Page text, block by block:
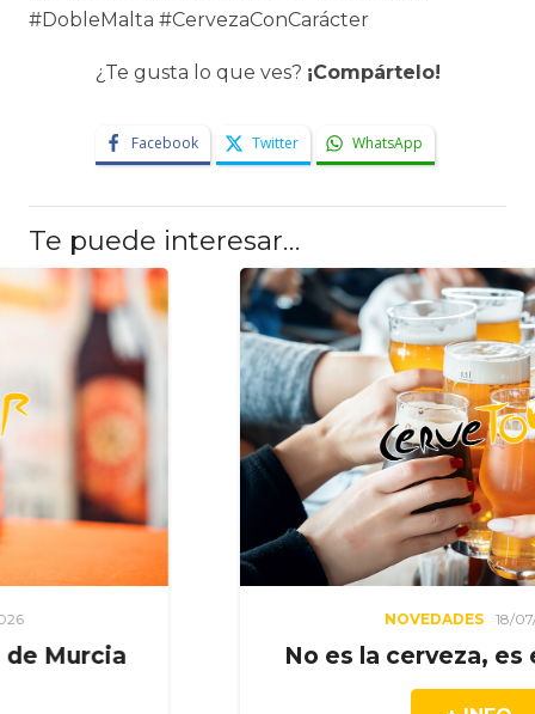
#DobleMalta #CervezaConCarácter
¿Te gusta lo que ves? ¡Compártelo!
Facebook Twitter WhatsApp
Te puede interesar…
NOVEDADES 18/07/2026
No es la cerveza, es el